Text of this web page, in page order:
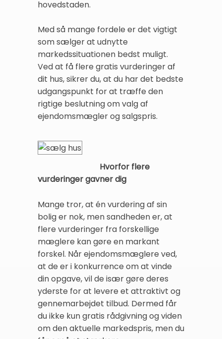
hovedstaden.
Med så mange fordele er det vigtigt
som sælger at udnytte
markedssituationen bedst muligt.
Ved at få flere gratis vurderinger af
dit hus, sikrer du, at du har det bedste
udgangspunkt for at træffe den
rigtige beslutning om valg af
ejendomsmægler og salgspris.
Hvorfor flere
vurderinger gavner dig
Mange tror, at én vurdering af sin
bolig er nok, men sandheden er, at
flere vurderinger fra forskellige
mæglere kan gøre en markant
forskel. Når ejendomsmæglere ved,
at de er i konkurrence om at vinde
din opgave, vil de især gøre deres
yderste for at levere et attraktivt og
gennemarbejdet tilbud. Dermed får
du ikke kun gratis rådgivning og viden
om den aktuelle markedspris, men du